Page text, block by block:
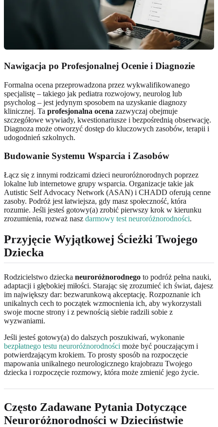
Nawigacja po Profesjonalnej Ocenie i Diagnozie
Formalna ocena przeprowadzona przez wykwalifikowanego
specjalistę – takiego jak pediatra rozwojowy, neurolog lub
psycholog – jest jedynym sposobem na uzyskanie diagnozy
klinicznej. Ta profesjonalna ocena zazwyczaj obejmuje
szczegółowe wywiady, kwestionariusze i bezpośrednią obserwację.
Diagnoza może otworzyć dostęp do kluczowych zasobów, terapii i
udogodnień szkolnych.
Budowanie Systemu Wsparcia i Zasobów
Łącz się z innymi rodzicami dzieci neuroróżnorodnych poprzez
lokalne lub internetowe grupy wsparcia. Organizacje takie jak
Autistic Self Advocacy Network (ASAN) i CHADD oferują cenne
zasoby. Podróż jest łatwiejsza, gdy masz społeczność, która
rozumie. Jeśli jesteś gotowy(a) zrobić pierwszy krok w kierunku
zrozumienia, rozważ nasz darmowy test neuroróżnorodności.
Przyjęcie Wyjątkowej Ścieżki Twojego
Dziecka
Rodzicielstwo dziecka neuroróżnorodnego to podróż pełna nauki,
adaptacji i głębokiej miłości. Starając się zrozumieć ich świat, dajesz
im największy dar: bezwarunkową akceptację. Rozpoznanie ich
unikalnych cech to początek wzmocnienia ich, aby wykorzystali
swoje mocne strony i z pewnością siebie radzili sobie z
wyzwaniami.
Jeśli jesteś gotowy(a) do dalszych poszukiwań, wykonanie
bezpłatnego testu neuroróżnorodności może być pouczającym i
potwierdzającym krokiem. To prosty sposób na rozpoczęcie
mapowania unikalnego neurologicznego krajobrazu Twojego
dziecka i rozpoczęcie rozmowy, która może zmienić jego życie.
Często Zadawane Pytania Dotyczące
Neuroróżnorodności w Dzieciństwie